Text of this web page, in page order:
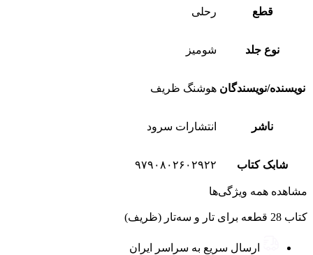
قطع رحلی
نوع جلد شومیز
نویسنده/نویسندگان هوشنگ ظریف
ناشر انتشارات سرود
شابک کتاب ۹۷۹٠۸٠۲۶٠۲۹۲۲
مشاهده همه ویژگی‌ها
کتاب 28 قطعه برای تار و سه‌تار (ظریف)
ارسال سریع به سراسر ایران